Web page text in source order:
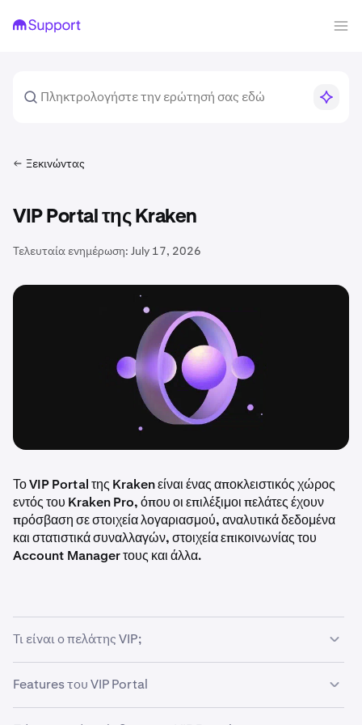
Ξεκινώντας
VIP Portal της Kraken
Τελευταία ενημέρωση: July 17, 2026
Το VIP Portal της Kraken είναι ένας αποκλειστικός χώρος
εντός του Kraken Pro, όπου οι επιλέξιμοι πελάτες έχουν
πρόσβαση σε στοιχεία λογαριασμού, αναλυτικά δεδομένα
και στατιστικά συναλλαγών, στοιχεία επικοινωνίας του
Account Manager τους και άλλα.
Τι είναι ο πελάτης VIP;
Η ιδιότητα Kraken VIP αποδίδεται στους πελάτες με βάση
τους στην πλατφόρμα.
Features του VIP Portal